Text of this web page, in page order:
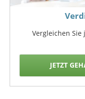
Vergleichen
JETZT